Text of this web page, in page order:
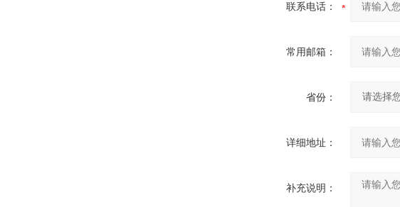
联系电话：
常用邮箱：
省份：
详细地址：
补充说明：